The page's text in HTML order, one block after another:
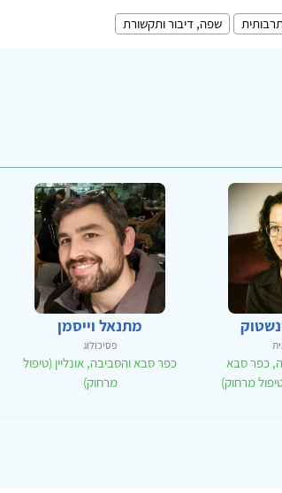
שפה, דיבור ותקשורת
כפר סבא
מרחוק)
מתנאל וייסמן
פסיכולוג
כפר סבא והסביבה, אונליין (טיפול
מרחוק)